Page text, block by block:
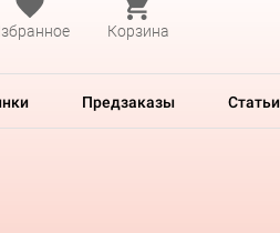
Корзина
Предзаказы Статьи